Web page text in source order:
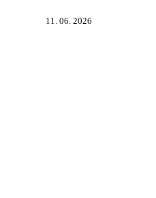
11. 06. 2026